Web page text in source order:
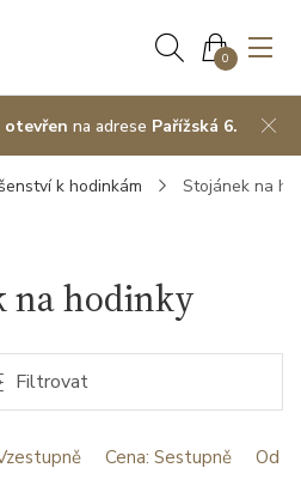
0
otevřen na adrese Pařížská 6.
k hodinkám Stojánek na
na hodinky
Filtrovat
Cena: Sestupně Od